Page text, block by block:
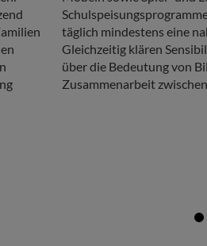
täglich mindestens eine
Gleichzeitig klären
über die Bedeutung von
Zusammenarbeit